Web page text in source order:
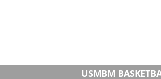
USMBM